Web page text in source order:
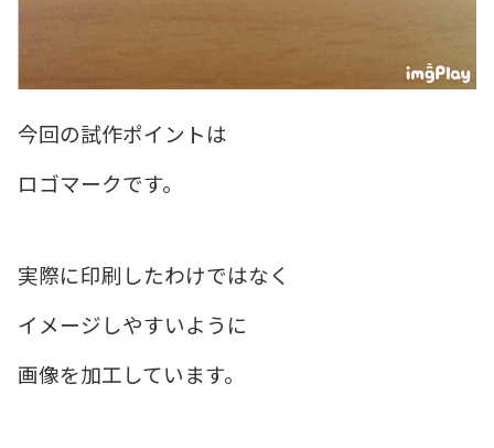
今回の試作ポイントは
ロゴマークです。
実際に印刷したわけではなく
イメージしやすいように
画像を加工しています。